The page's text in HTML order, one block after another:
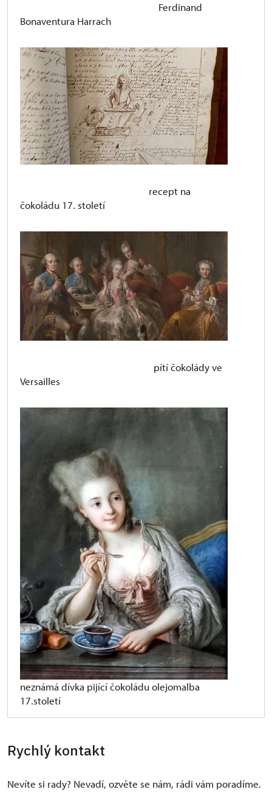
Ferdinand
Bonaventura Harrach
recept na
čokoládu 17. století
pítí čokolády ve
Versailles
neznámá dívka pijící čokoládu olejomalba
17.století
Rychlý kontakt
Nevíte si rady? Nevadí, ozvěte se nám, rádi vám poradíme.